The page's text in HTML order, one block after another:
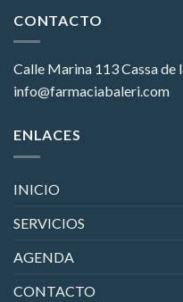
CONTACTO
Calle Marina 113Cassa de
info@farmaciabaleri.com
ENLACES
INICIO
SERVICIOS
AGENDA
CONTACTO